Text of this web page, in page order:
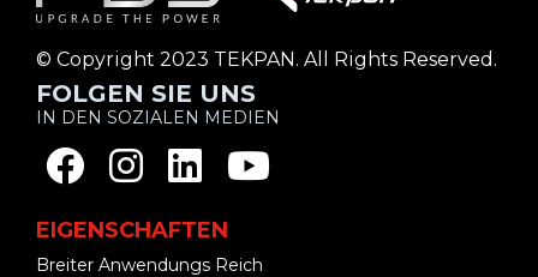
© Copyright 2023 TEKPAN. All Rights Reserved.
FOLGEN SIE UNS
IN DEN SOZIALEN MEDIEN
EIGENSCHAFTEN
Breiter Anwendungs Reich